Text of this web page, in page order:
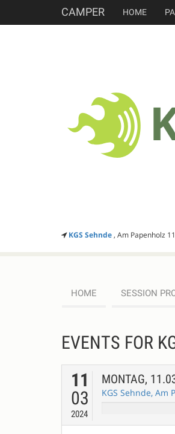
CAMPER HOME
KGS Sehnde, Am Papenholz
HOME SESSION
EVENTS FOR
11
03
2024
MONTAG,
KGS Sehnde, Am